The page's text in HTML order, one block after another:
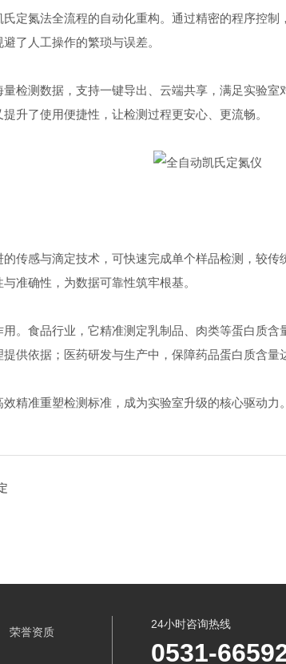
定氮法全流程的自动化重构。通过精密的程序控
了人工操作的繁琐与误差。
测数据，支持一键导出、云端共享，满足实验室
升了使用便捷性，让检测过程更安心、更流畅。
感与滴定技术，可快速完成单个样品检测，较传
准确性，为数据可靠性筑牢根基。
食品行业，它精准测定乳制品、肉类等蛋白质含
供依据；医药研发与生产中，保障药品蛋白质含量
准重塑检测标准，成为实验室升级的核心驱动力
荣誉资质
24小时咨询热线
0531-